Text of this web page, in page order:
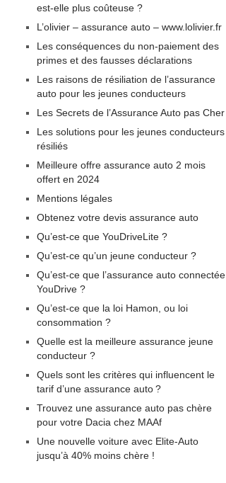
est-elle plus coûteuse ?
L’olivier – assurance auto – www.lolivier.fr
Les conséquences du non-paiement des
primes et des fausses déclarations
Les raisons de résiliation de l’assurance
auto pour les jeunes conducteurs
Les Secrets de l’Assurance Auto pas Cher
Les solutions pour les jeunes conducteurs
résiliés
Meilleure offre assurance auto 2 mois
offert en 2024
Mentions légales
Obtenez votre devis assurance auto
Qu’est-ce que YouDriveLite ?
Qu’est-ce qu’un jeune conducteur ?
Qu’est-ce que l’assurance auto connectée
YouDrive ?
Qu’est-ce que la loi Hamon, ou loi
consommation ?
Quelle est la meilleure assurance jeune
conducteur ?
Quels sont les critères qui influencent le
tarif d’une assurance auto ?
Trouvez une assurance auto pas chère
pour votre Dacia chez MAAf
Une nouvelle voiture avec Elite-Auto
jusqu’à 40% moins chère !